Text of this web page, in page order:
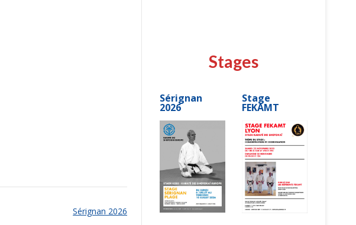
Sérignan 2026
Stages
Sérignan
2026
Stage
FEKAMT